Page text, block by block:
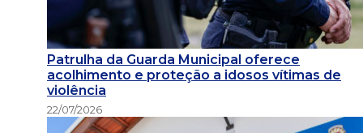
Patrulha da Guarda Municipal oferece
acolhimento e proteção a idosos vítimas de
violência
22/07/2026